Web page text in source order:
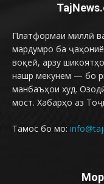
Платформаи миллӣ
мардумро ба
воқеӣ, арзу
нашр мекунем — бо
манбаъҳои худ.
мост. Хабарҳо аз
Тамос бо мо: